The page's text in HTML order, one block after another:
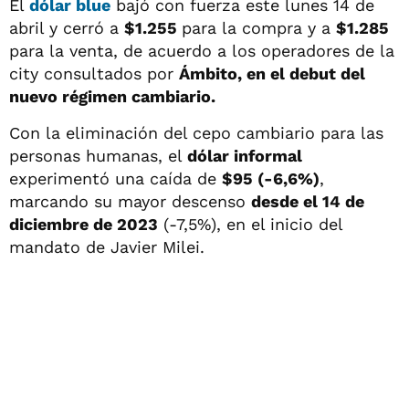
El dólar blue bajó con fuerza este lunes 14 de
abril y cerró a $1.255 para la compra y a $1.285
para la venta, de acuerdo a los operadores de la
city consultados por Ámbito, en el debut del
nuevo régimen cambiario.
Con la eliminación del cepo cambiario para las
personas humanas, el dólar informal
experimentó una caída de $95 (-6,6%),
marcando su mayor descenso desde el 14 de
diciembre de 2023 (-7,5%), en el inicio del
mandato de Javier Milei.